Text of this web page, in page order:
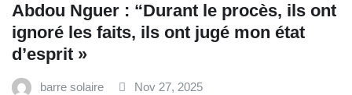
Abdou Nguer : “Durant le procès, ils ont
ignoré les faits, ils ont jugé mon état
d’esprit »
barre solaire Nov 27, 2025